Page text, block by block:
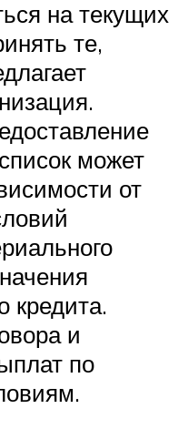
на текущих
те,
может
от
кредита.
и
по